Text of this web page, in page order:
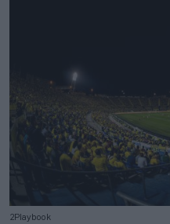
2Playbook